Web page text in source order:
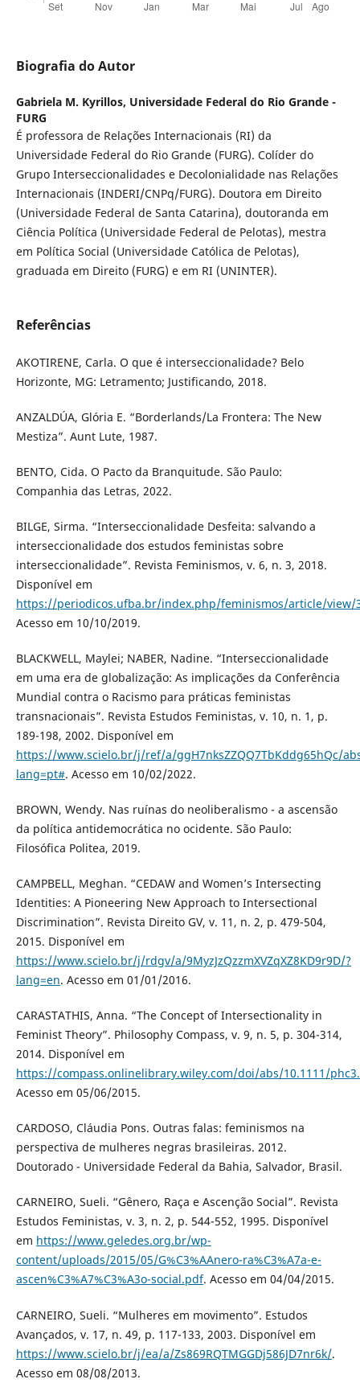
Biografia do Autor
Gabriela M. Kyrillos, Universidade Federal do Rio Grande -
FURG
É professora de Relações Internacionais (RI) da
Universidade Federal do Rio Grande (FURG). Colíder do
Grupo Interseccionalidades e Decolonialidade nas Relações
Internacionais (INDERI/CNPq/FURG). Doutora em Direito
(Universidade Federal de Santa Catarina), doutoranda em
Ciência Política (Universidade Federal de Pelotas), mestra
em Política Social (Universidade Católica de Pelotas),
graduada em Direito (FURG) e em RI (UNINTER).
Referências
AKOTIRENE, Carla. O que é interseccionalidade? Belo
Horizonte, MG: Letramento; Justificando, 2018.
ANZALDÚA, Glória E. “Borderlands/La Frontera: The New
Mestiza”. Aunt Lute, 1987.
BENTO, Cida. O Pacto da Branquitude. São Paulo:
Companhia das Letras, 2022.
BILGE, Sirma. “Interseccionalidade Desfeita: salvando a
interseccionalidade dos estudos feministas sobre
interseccionalidade”. Revista Feminismos, v. 6, n. 3, 2018.
Disponível em
https://periodicos.ufba.br/index.php/feminismos/article/view/
Acesso em 10/10/2019.
BLACKWELL, Maylei; NABER, Nadine. “Interseccionalidade
em uma era de globalização: As implicações da Conferência
Mundial contra o Racismo para práticas feministas
transnacionais”. Revista Estudos Feministas, v. 10, n. 1, p.
189-198, 2002. Disponível em
https://www.scielo.br/j/ref/a/ggH7nksZZQQ7TbKddg65hQc/
lang=pt#. Acesso em 10/02/2022.
BROWN, Wendy. Nas ruínas do neoliberalismo - a ascensão
da política antidemocrática no ocidente. São Paulo:
Filosófica Politea, 2019.
CAMPBELL, Meghan. “CEDAW and Women’s Intersecting
Identities: A Pioneering New Approach to Intersectional
Discrimination”. Revista Direito GV, v. 11, n. 2, p. 479-504,
2015. Disponível em
https://www.scielo.br/j/rdgv/a/9MyzJzQzzmXVZqXZ8KD9r9D/?
lang=en. Acesso em 01/01/2016.
CARASTATHIS, Anna. “The Concept of Intersectionality in
Feminist Theory”. Philosophy Compass, v. 9, n. 5, p. 304-314,
2014. Disponível em
https://compass.onlinelibrary.wiley.com/doi/abs/10.1111/
Acesso em 05/06/2015.
CARDOSO, Cláudia Pons. Outras falas: feminismos na
perspectiva de mulheres negras brasileiras. 2012.
Doutorado - Universidade Federal da Bahia, Salvador, Brasil.
CARNEIRO, Sueli. “Gênero, Raça e Ascenção Social”. Revista
Estudos Feministas, v. 3, n. 2, p. 544-552, 1995. Disponível
em https://www.geledes.org.br/wp-
content/uploads/2015/05/G%C3%AAnero-ra%C3%A7a-e-
ascen%C3%A7%C3%A3o-social.pdf. Acesso em 04/04/2015.
CARNEIRO, Sueli. “Mulheres em movimento”. Estudos
Avançados, v. 17, n. 49, p. 117-133, 2003. Disponível em
https://www.scielo.br/j/ea/a/Zs869RQTMGGDj586JD7nr6k/.
Acesso em 08/08/2013.